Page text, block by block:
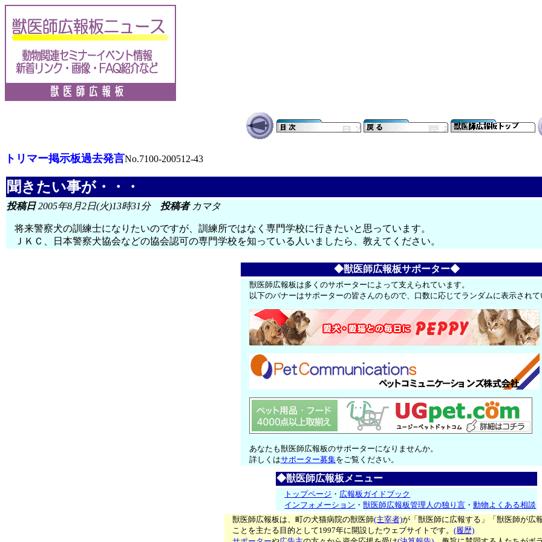
トリマー掲示板過去発言No.7100-200512-43
聞きたい事が・・・
投稿日2005年8月2日(火)13時31分 投稿者カマタ
将来警察犬の訓練士になりたいのですが、訓練所ではなく専門学校に行きたいと思っています。
ＪＫＣ、日本警察犬協会などの協会認可の専門学校を知っている人いましたら、教えてください。
◆獣医師広報板サポーター◆
獣医師広報板は多くのサポーターによって支えられています。
以下のバナーはサポーターの皆さんのもので、口数に応じてランダムに表示されて
あなたも獣医師広報板のサポーターになりませんか。
詳しくはサポーター募集をご覧ください。
◆獣医師広報板メニュー
トップページ ・ 広報板ガイドブック
インフォメーション ・獣医師広報板管理人の独り言 ・動物よくある相談
獣医師広報板は、町の犬猫病院の獣医師(主宰者)が「獣医師に広報する」「獣医師が広報
ことを主たる目的として1997年に開設したウェブサイトです。(履歴)